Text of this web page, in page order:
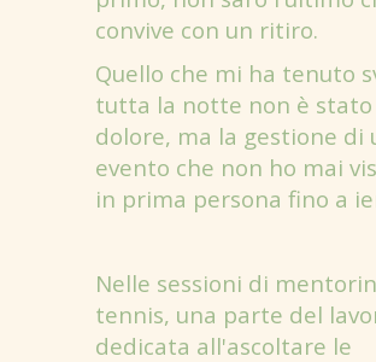
convive con un ritiro.
Quello che mi ha tenuto
tutta la notte non è stato
dolore, ma la gestione di
evento che non ho mai
in prima persona fino a
Nelle sessioni di
tennis, una parte del
dedicata all'ascoltare le